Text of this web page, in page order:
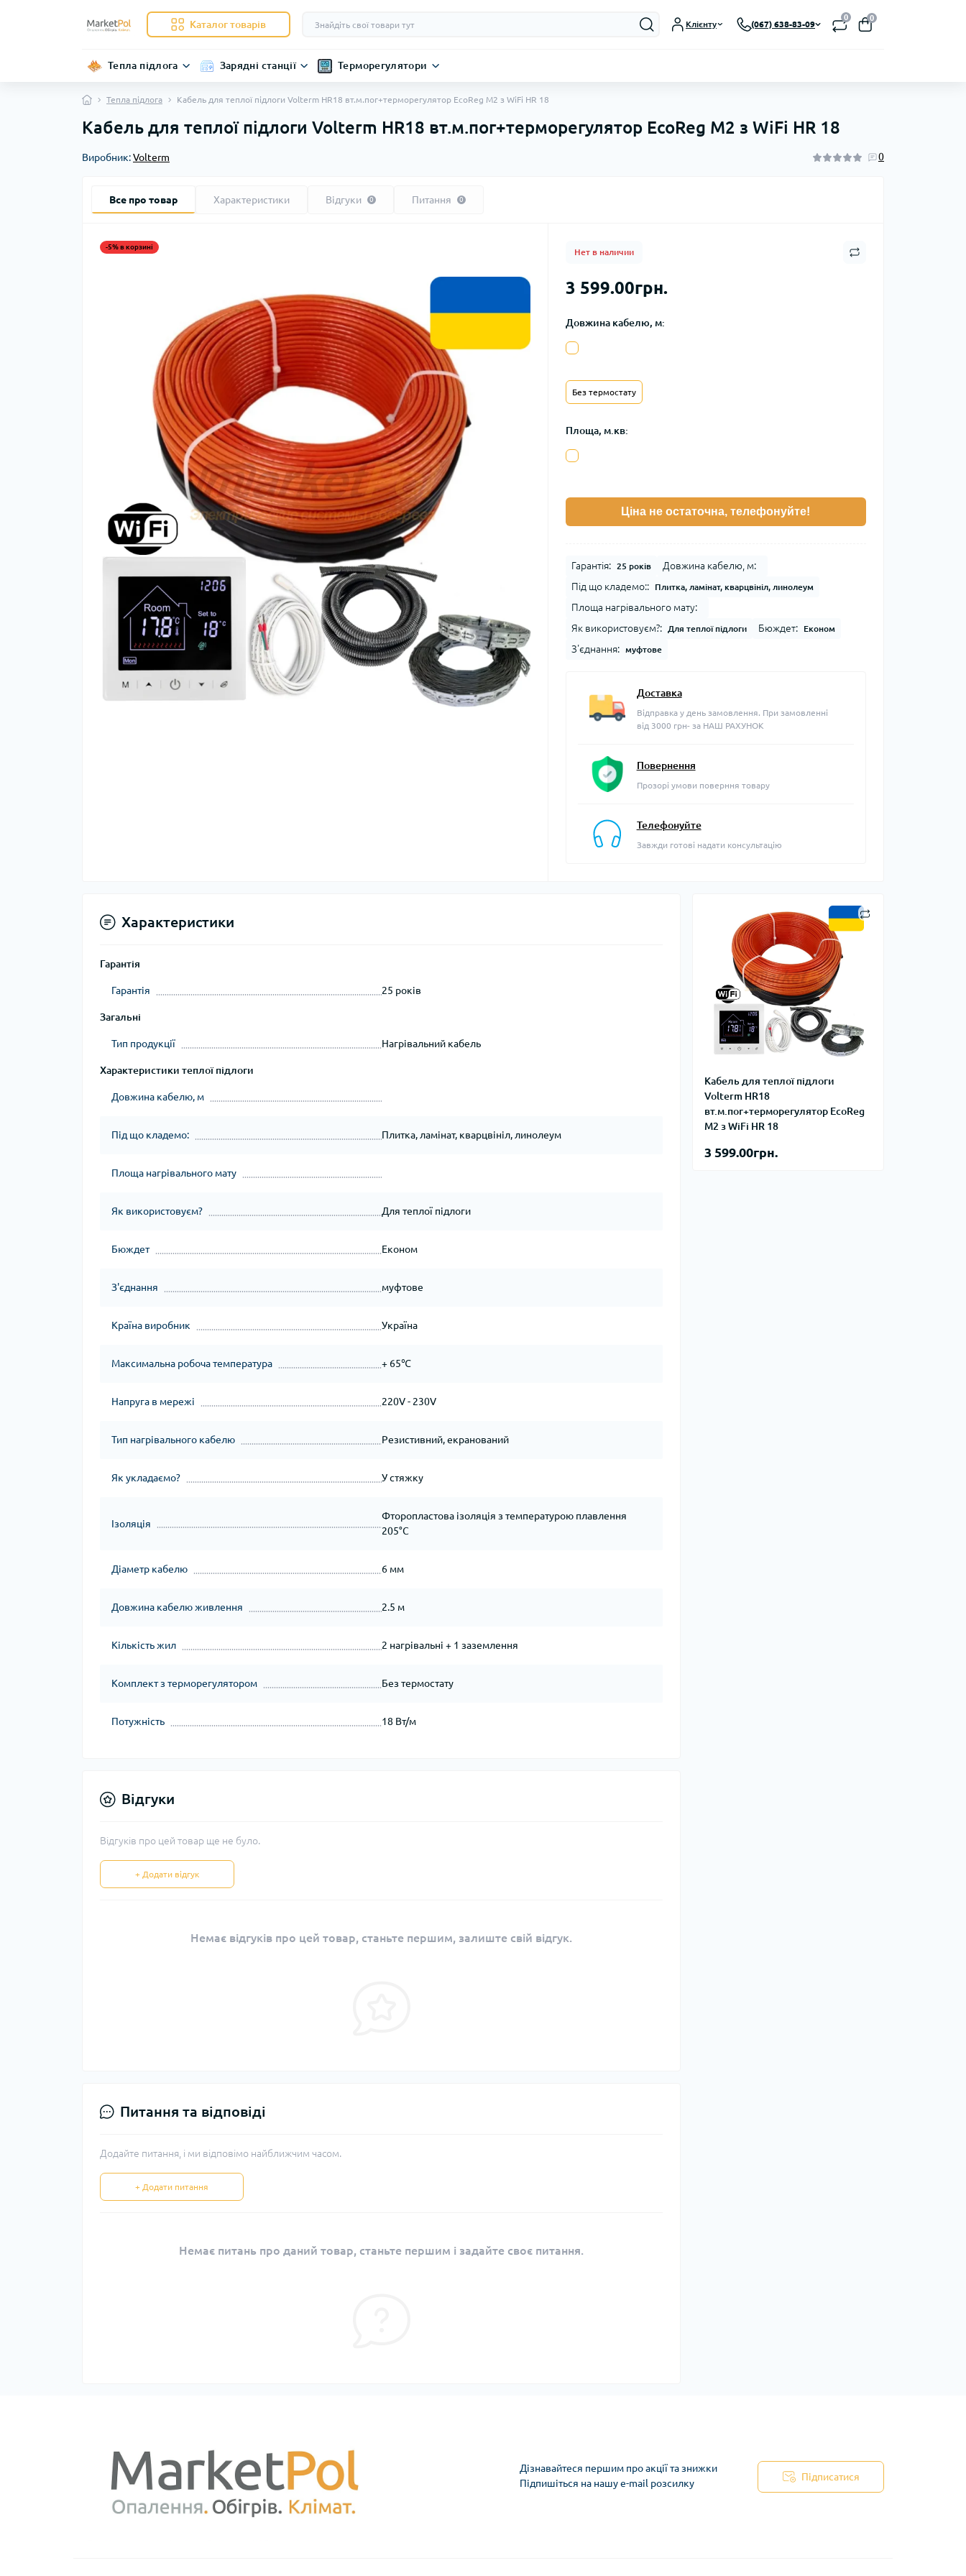
Каталог товарів Клієнту (067) 638-83-09
0 0
Тепла підлога Зарядні станції Терморегулятори
Тепла підлога Кабель для теплої підлоги Volterm HR18 вт.м.пог+терморегулятор EcoReg M2 з WiFi HR 18
Кабель для теплої підлоги Volterm HR18 вт.м.пог+терморегулятор EcoReg M2 з WiFi HR 18
Виробник:Volterm 0
Все про товар Характеристики Відгуки 0 Питання 0
-5% в корзині
Нет в наличии
3 599.00грн.
Довжина кабелю, м:
Без термостату
Площа, м.кв:
Ціна не остаточна, телефонуйте!
Гарантія: 25 років
Довжина кабелю, м:
Під що кладемо::
Плитка, ламінат, кварцвініл, линолеум
Площа нагрівального мату:
Як використовуєм?:
Для теплої підлоги Бюждет: Економ
З'єднання: муфтове
Доставка
Відправка у день замовлення. При замовленні
від 3000 грн- за НАШ РАХУНОК
Повернення
Прозорі умови поверння товару
Телефонуйте
Завжди готові надати консультацію
Кабель для теплої підлоги
Volterm HR18
вт.м.пог+терморегулятор EcoReg
M2 з WiFi HR 18
3 599.00грн.
Характеристики
Гарантія
Гарантія 25 років
Загальні
Тип продукції Нагрівальний кабель
Характеристики теплої підлоги
Довжина кабелю, м
Під що кладемо: Плитка, ламінат, кварцвініл, линолеум
Площа нагрівального мату
Як використовуєм? Для теплої підлоги
Бюждет Економ
З'єднання муфтове
Країна виробник Україна
Максимальна робоча температура + 65℃
Напруга в мережі 220V - 230V
Тип нагрівального кабелю Резистивний, екранований
Як укладаємо? У стяжку
Ізоляція
Фторопластова ізоляція з температурою плавлення
205°C
Діаметр кабелю 6 мм
Довжина кабелю живлення 2.5 м
Кількість жил 2 нагрівальні + 1 заземлення
Комплект з терморегулятором Без термостату
Потужність 18 Вт/м
Відгуки
Відгуків про цей товар ще не було.
+ Додати відгук
Немає відгуків про цей товар, станьте першим, залиште свій відгук.
Питання та відповіді
Додайте питання, і ми відповімо найближчим часом.
+ Додати питання
Немає питань про даний товар, станьте першим і задайте своє питання.
Дізнавайтеся першим про акції та знижки
Підпишіться на нашу e-mail розсилку
Підписатися